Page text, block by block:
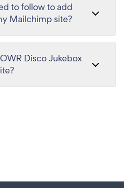
to follow to add
Mailchimp site?
Disco Jukebox